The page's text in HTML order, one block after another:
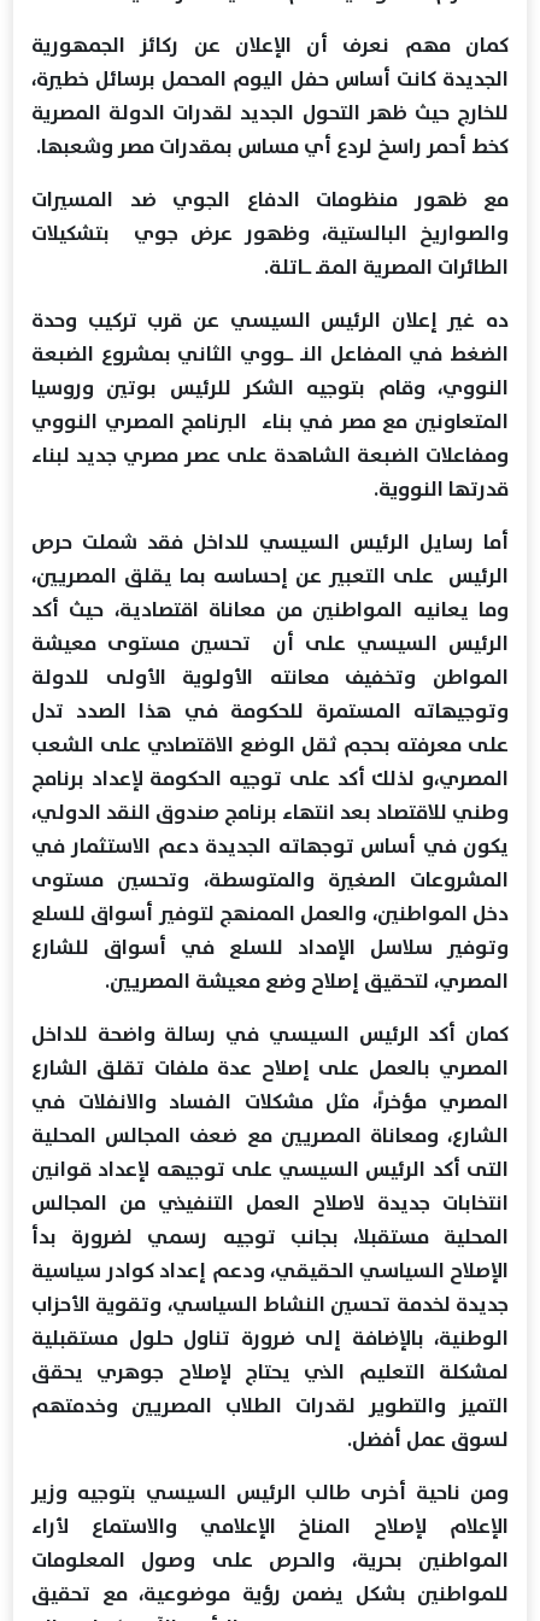
كمان مهم نعرف أن الإعلان عن ركائز الجمهورية
الجديدة كانت أساس حفل اليوم المحمل برسائل خطيرة،
للخارج حيث ظهر التحول الجديد لقدرات الدولة المصرية
كخط أحمر راسخ لردع أي مساس بمقدرات مصر وشعبها.
مع ظهور منظومات الدفاع الجوي ضد المسيرات
والصواريخ البالستية، وظهور عرض جوي بتشكيلات
الطائرات المصرية المقـ ـــاتلة.
ده غير إعلان الرئيس السيسي عن قرب تركيب وحدة
الضغط في المفاعل النـ ـــووي الثاني بمشروع الضبعة
النووي، وقام بتوجيه الشكر للرئيس بوتين وروسيا
المتعاونين مع مصر في بناء البرنامج المصري النووي
ومفاعلات الضبعة الشاهدة على عصر مصري جديد لبناء
قدرتها النووية.
أما رسايل الرئيس السيسي للداخل فقد شملت حرص
الرئيس على التعبير عن إحساسه بما يقلق المصريين،
وما يعانيه المواطنين من معاناة اقتصادية، حيث أكد
الرئيس السيسي على أن تحسين مستوى معيشة
المواطن وتخفيف معانته الأولوية الأولى للدولة
وتوجيهاته المستمرة للحكومة في هذا الصدد تدل
على معرفته بحجم ثقل الوضع الاقتصادي على الشعب
المصري،و لذلك أكد على توجيه الحكومة لإعداد برنامج
وطني للاقتصاد بعد انتهاء برنامج صندوق النقد الدولي،
يكون في أساس توجهاته الجديدة دعم الاستثمار في
المشروعات الصغيرة والمتوسطة، وتحسين مستوى
دخل المواطنين، والعمل الممنهج لتوفير أسواق للسلع
وتوفير سلاسل الإمداد للسلع في أسواق للشارع
المصري، لتحقيق إصلاح وضع معيشة المصريين.
كمان أكد الرئيس السيسي في رسالة واضحة للداخل
المصري بالعمل على إصلاح عدة ملفات تقلق الشارع
المصري مؤخراً، مثل مشكلات الفساد والانفلات في
الشارع، ومعاناة المصريين مع ضعف المجالس المحلية
التى أكد الرئيس السيسي على توجيهه لإعداد قوانين
انتخابات جديدة لاصلاح العمل التنفيذي من المجالس
المحلية مستقبلا، بجانب توجيه رسمي لضرورة بدأ
الإصلاح السياسي الحقيقي، ودعم إعداد كوادر سياسية
جديدة لخدمة تحسين النشاط السياسي، وتقوية الأحزاب
الوطنية، بالإضافة إلى ضرورة تناول حلول مستقبلية
لمشكلة التعليم الذي يحتاج لإصلاح جوهري يحقق
التميز والتطوير لقدرات الطلاب المصريين وخدمتهم
لسوق عمل أفضل.
ومن ناحية أخرى طالب الرئيس السيسي بتوجيه وزير
الإعلام لإصلاح المناخ الإعلامي والاستماع لأراء
المواطنين بحرية، والحرص على وصول المعلومات
للمواطنين بشكل يضمن رؤية موضوعية، مع تحقيق